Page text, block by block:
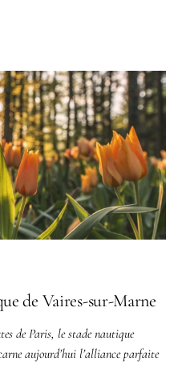
de Vaires-sur-Marne
de Paris, le stade nautique
aujourd’hui l’alliance parfaite